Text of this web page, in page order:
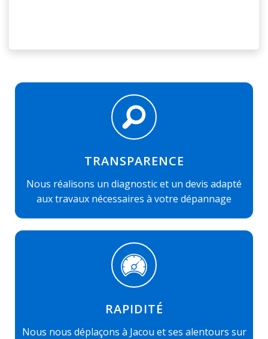
TRANSPARENCE
Nous réalisons un diagnostic et un devis adapté
aux travaux nécessaires à votre dépannage
RAPIDITÉ
Nous nous déplaçons à Jacou et ses alentours sur